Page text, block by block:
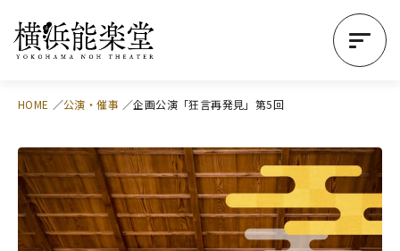
HOME 公演・催事 企画公演「狂言再発見」第5回